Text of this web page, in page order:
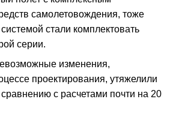
самолетовождения, тоже
стали комплектовать
серии.
изменения,
проектирования, утяжелили
с расчетами почти на 20